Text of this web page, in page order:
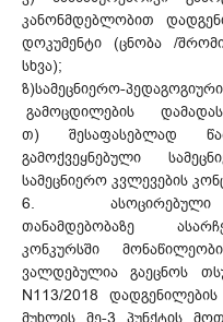
კანონმდებლობით
დოკუმენტი (ცნობა /
სხვა);
ზ)სამეცნიერო-
გამოცდილების
თ) შესაფასებლად
გამოქვეყნებული
სამეცნიერო კვლევების
6.
თანამდებობაზე
კონკურსში
ვალდებულია გაეცნოს
N113/2018